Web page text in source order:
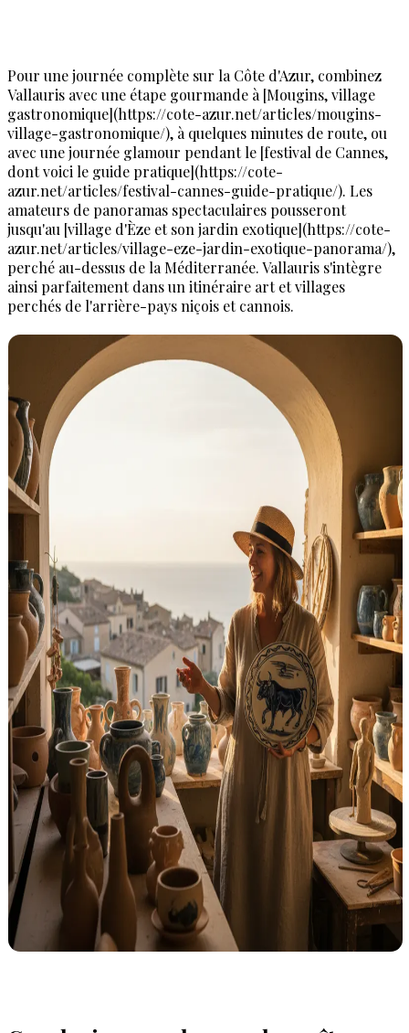
Pour une journée complète sur la Côte d'Azur, combinez
Vallauris avec une étape gourmande à [Mougins, village
gastronomique](https://cote-azur.net/articles/mougins-
village-gastronomique/), à quelques minutes de route, ou
avec une journée glamour pendant le [festival de Cannes,
dont voici le guide pratique](https://cote-
azur.net/articles/festival-cannes-guide-pratique/). Les
amateurs de panoramas spectaculaires pousseront
jusqu'au [village d'Èze et son jardin exotique](https://cote-
azur.net/articles/village-eze-jardin-exotique-panorama/),
perché au-dessus de la Méditerranée. Vallauris s'intègre
ainsi parfaitement dans un itinéraire art et villages
perchés de l'arrière-pays niçois et cannois.